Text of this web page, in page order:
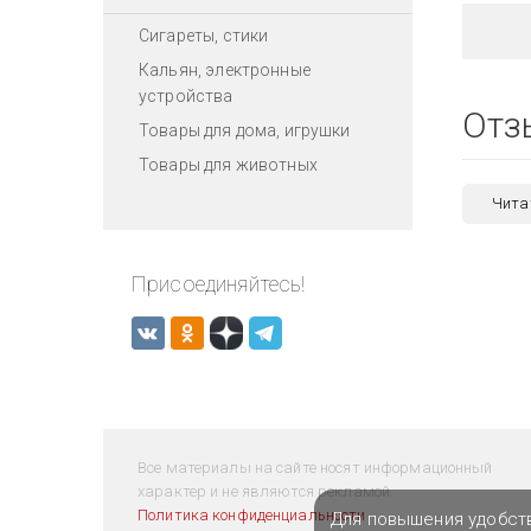
Сигареты, стики
Кальян, электронные
устройства
Товары для дома, игрушки
Товары для животных
Присоединяйтесь!
Все материалы на сайте носят информационный
характер и не являются рекламой.
Политика конфиденциальностиДля повышения